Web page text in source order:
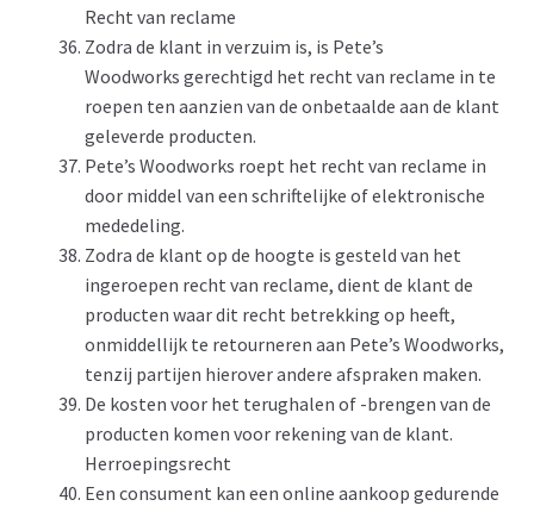
Recht van reclame
Zodra de klant in verzuim is, is Pete’s
Woodworks gerechtigd het recht van reclame in te
roepen ten aanzien van de onbetaalde aan de klant
geleverde producten.
Pete’s Woodworks roept het recht van reclame in
door middel van een schriftelijke of elektronische
mededeling.
Zodra de klant op de hoogte is gesteld van het
ingeroepen recht van reclame, dient de klant de
producten waar dit recht betrekking op heeft,
onmiddellijk te retourneren aan Pete’s Woodworks,
tenzij partijen hierover andere afspraken maken.
De kosten voor het terughalen of -brengen van de
producten komen voor rekening van de klant.
Herroepingsrecht
Een consument kan een online aankoop gedurende